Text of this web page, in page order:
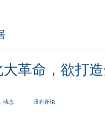
革命，欲打
动态 没有评论